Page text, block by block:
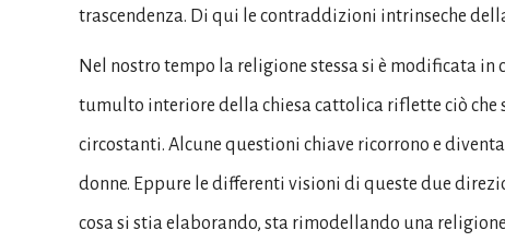
trascendenza. Di qui le contraddizioni intrinseche
Nel nostro tempo la religione stessa si è modificata in
tumulto interiore della chiesa cattolica riflette ciò
circostanti. Alcune questioni chiave ricorrono e
donne. Eppure le differenti visioni di queste due
cosa si stia elaborando, sta rimodellando una